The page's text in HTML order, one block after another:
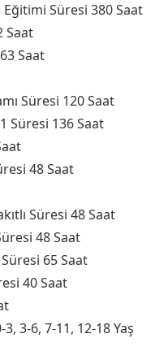
Süresi 380 Saat
Saat
Saat
Süresi 120 Saat
Süresi 136 Saat
48 Saat
Süresi 48 Saat
48 Saat
65 Saat
40 Saat
3-6, 7-11, 12-18 Yaş